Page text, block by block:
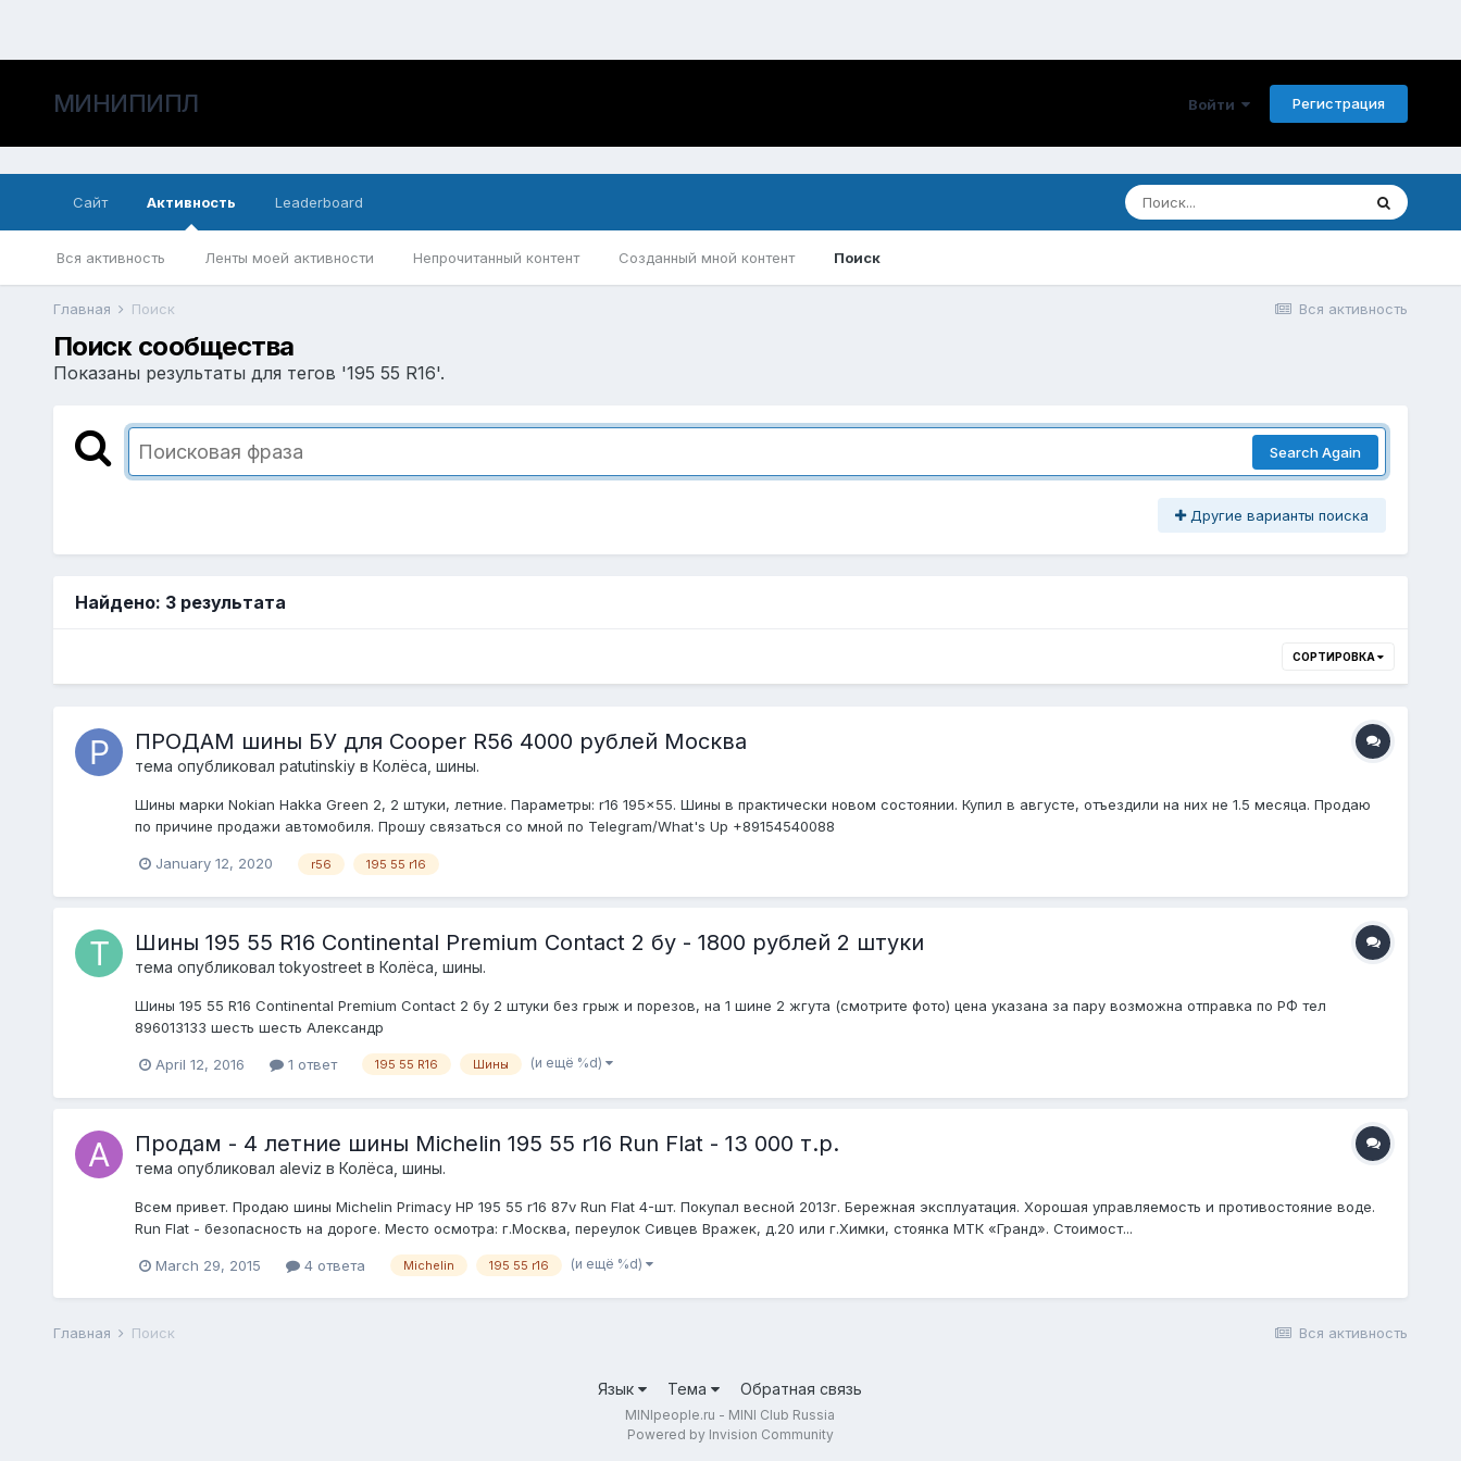
МИНИПИПЛ Войти Регистрация
Сайт Активность
Вся активность Ленты моей активности Непрочитанный контент Созданный мной контент Поиск
Leaderboard
Вся активность
Главная Поиск
Поиск сообщества
Показаны результаты для тегов '195 55 R16'.
Search Again
Другие варианты поиска
Найдено: 3 результата
СОРТИРОВКА
ПРОДАМ шины БУ для Cooper R56 4000 рублей Москва
тема опубликовал patutinskiyв Колёса, шины.
Шины марки Nokian Hakka Green 2, 2 штуки, летние. Параметры: r16 195x55. Шины в практически новом состоянии. Купил в августе, отъездили на них не 1.5 месяца. Продаю
по причине продажи автомобиля. Прошу связаться со мной по Telegram/What's Up +89154540088
January 12, 2020 r56 195 55 r16
Шины 195 55 R16 Continental Premium Contact 2 бу - 1800 рублей 2 штуки
тема опубликовалtokyostreetв Колёса, шины.
Шины 195 55 R16 Continental Premium Contact 2 бу 2 штуки без грыж и порезов, на 1 шине 2 жгута (смотрите фото) цена указана за пару возможна отправка по РФ тел
896013133 шесть шесть Александр
April 12, 2016 1 ответ 195 55 R16 Шины (и ещё %d)
Продам - 4 летние шины Michelin 195 55 r16 Run Flat - 13 000 т.р.
тема опубликовал aleviz в Колёса, шины.
Всем привет. Продаю шины Michelin Primacy HP 195 55 r16 87v Run Flat 4-шт. Покупал весной 2013г. Бережная эксплуатация. Хорошая управляемость и противостояние воде.
Run Flat - безопасность на дороге. Место осмотра: г.Москва, переулок Сивцев Вражек, д.20 или г.Химки, стоянка МТК «Гранд». Стоимост...
March 29, 2015 4 ответа Michelin 195 55 r16 (и ещё %d)
Вся активность
Главная Поиск
Язык Тема Обратная связь
MINIpeople.ru - MINI Club Russia
Powered by Invision Community